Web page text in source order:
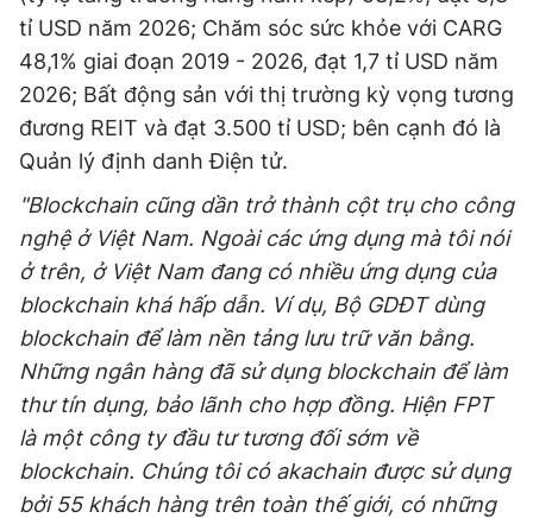
tỉ USD năm 2026; Chăm sóc sức khỏe với CARG
48,1% giai đoạn 2019 - 2026, đạt 1,7 tỉ USD năm
2026; Bất động sản với thị trường kỳ vọng tương
đương REIT và đạt 3.500 tỉ USD; bên cạnh đó là
Quản lý định danh Điện tử.
"Blockchain cũng dần trở thành cột trụ cho công
nghệ ở Việt Nam. Ngoài các ứng dụng mà tôi nói
ở trên, ở Việt Nam đang có nhiều ứng dụng của
blockchain khá hấp dẫn. Ví dụ, Bộ GDĐT dùng
blockchain để làm nền tảng lưu trữ văn bằng.
Những ngân hàng đã sử dụng blockchain để làm
thư tín dụng, bảo lãnh cho hợp đồng. Hiện FPT
là một công ty đầu tư tương đối sớm về
blockchain. Chúng tôi có akachain được sử dụng
bởi 55 khách hàng trên toàn thế giới, có những